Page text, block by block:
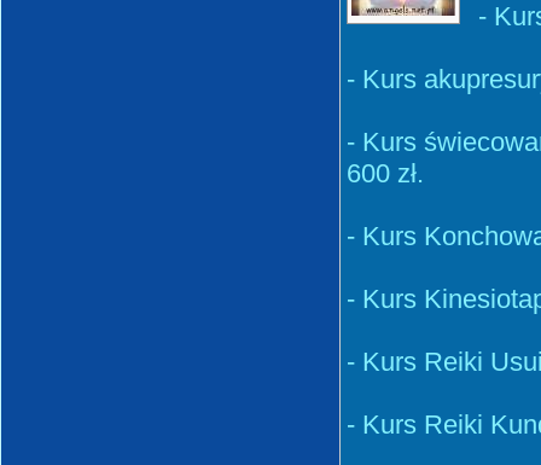
-
- Kurs
- Kurs
600 zł.
- Kurs
- Kurs
- Kurs Reiki
- Kurs Reiki